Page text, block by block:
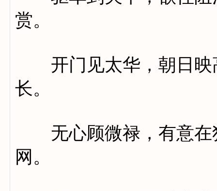
赏。
开门见太华，朝日映
长。
无心顾微禄，有意在
网。